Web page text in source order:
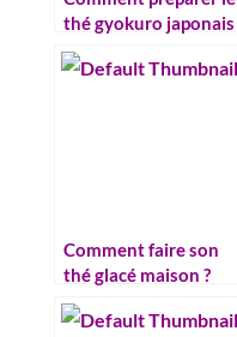
thé gyokuro japonais
?
Comment faire son
thé glacé maison ?